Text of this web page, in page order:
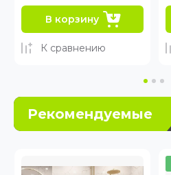
В корзину
К сравнению
Рекомендуемые
Новинка